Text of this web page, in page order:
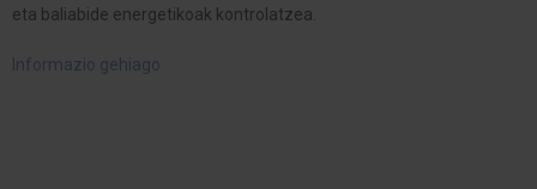
eta baliabide energetikoak kontrolatzea.
Informazio gehiago